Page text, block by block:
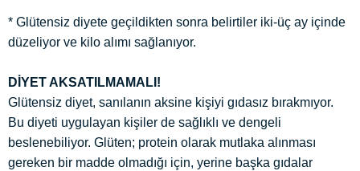
* Glütensiz diyete geçildikten sonra belirtiler iki-üç ay içinde
düzeliyor ve kilo alımı sağlanıyor.
DİYET AKSATILMAMALI!
Glütensiz diyet, sanılanın aksine kişiyi gıdasız bırakmıyor.
Bu diyeti uygulayan kişiler de sağlıklı ve dengeli
beslenebiliyor. Glüten; protein olarak mutlaka alınması
gereken bir madde olmadığı için, yerine başka gıdalar